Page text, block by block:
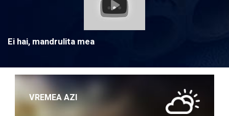
Ei hai, mandrulita mea
VREMEA AZI